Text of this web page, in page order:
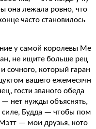
она лежала ровно, что
часто становилось
у самой королевы Ме
не ищите больше рец
сочного, который гаран
вашего ежемесячн
гости званого обеда
нет нужды объяснять,
силе, Будда — чтобы пом
— мои друзья, кото